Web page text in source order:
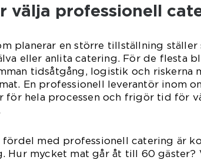
välja professionell
planerar en större tillställning
eller anlita catering. För de flesta
tidsåtgång, logistik och riskerna
En professionell leverantör inom
för hela processen och frigör tid för
med professionell catering är
Hur mycket mat går åt till 60